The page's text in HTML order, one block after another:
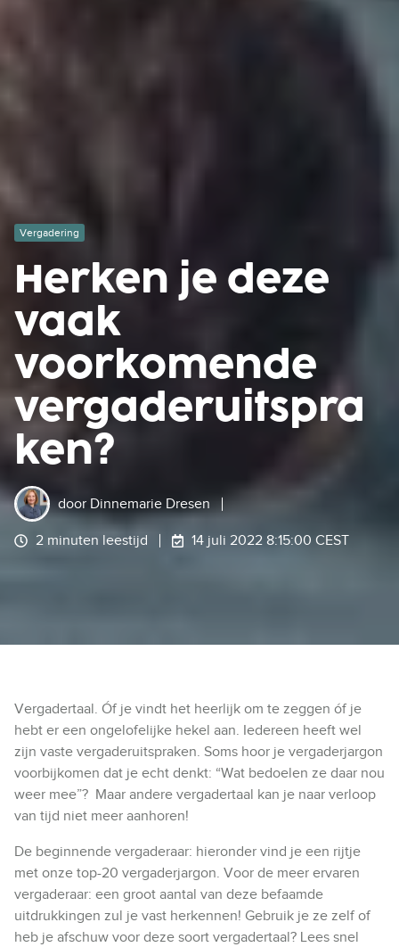
Vergadering
Herken je deze
vaak
voorkomende
vergaderuitspra
ken?
door Dinnemarie Dresen
2 minuten leestijd 14 juli 2022 8:15:00 CEST
Vergadertaal. Óf je vindt het heerlijk om te zeggen óf je
hebt er een ongelofelijke hekel aan. Iedereen heeft wel
zijn vaste vergaderuitspraken. Soms hoor je vergaderjargon
voorbijkomen dat je echt denkt: “Wat bedoelen ze daar nou
weer mee”? Maar andere vergadertaal kan je naar verloop
van tijd niet meer aanhoren!
De beginnende vergaderaar: hieronder vind je een rijtje
met onze top-20 vergaderjargon. Voor de meer ervaren
vergaderaar: een groot aantal van deze befaamde
uitdrukkingen zul je vast herkennen! Gebruik je ze zelf of
heb je afschuw voor deze soort vergadertaal? Lees snel